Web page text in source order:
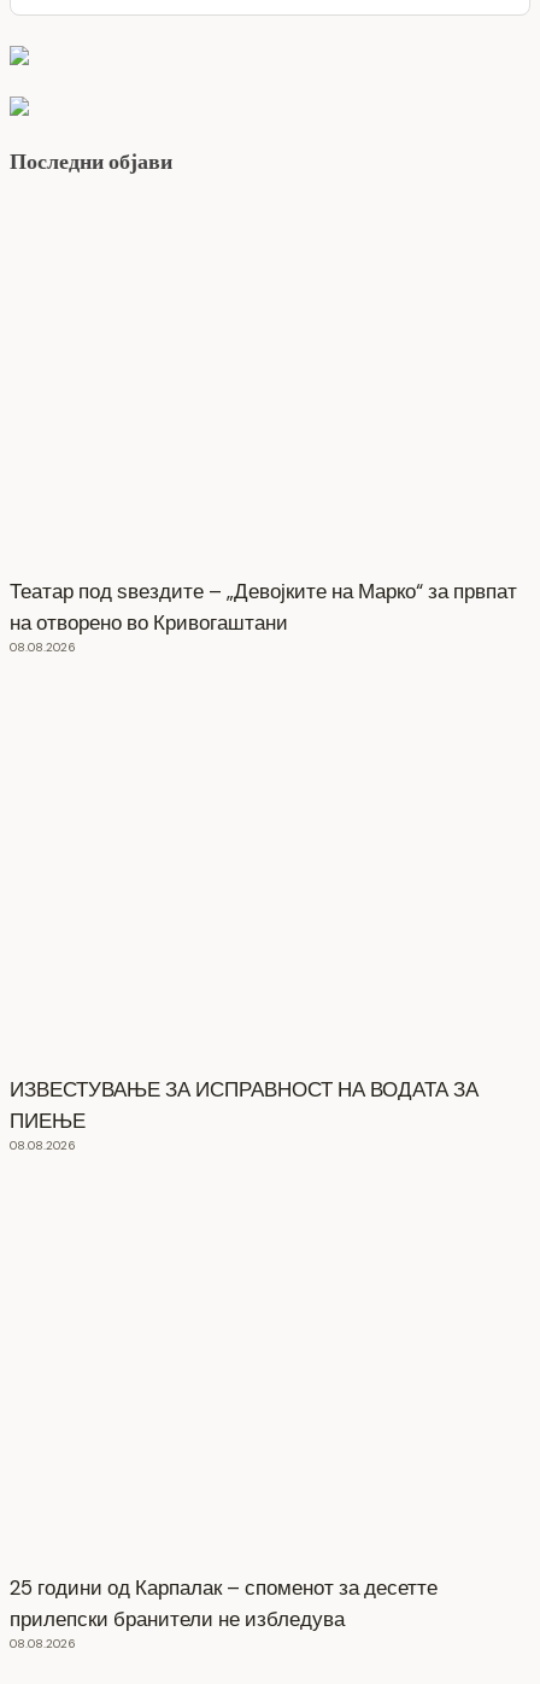
Последни објави
Театар под ѕвездите – „Девојките на Марко“ за првпат
на отворено во Кривогаштани
08.08.2026
ИЗВЕСТУВАЊЕ ЗА ИСПРАВНОСТ НА ВОДАТА ЗА
ПИЕЊЕ
08.08.2026
25 години од Карпалак – споменот за десетте
прилепски бранители не избледува
08.08.2026